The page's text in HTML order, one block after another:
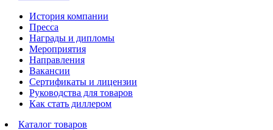
История компании
Пресса
Награды и дипломы
Мероприятия
Направления
Вакансии
Сертификаты и лицензии
Руководства для товаров
Как стать диллером
Каталог товаров